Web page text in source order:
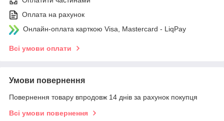
Оплата на рахунок
Онлайн-оплата карткою Visa, Mastercard - LiqPay
Всі умови оплати
Умови повернення
Повернення товару впродовж 14 днів за рахунок покупця
Всі умови повернення